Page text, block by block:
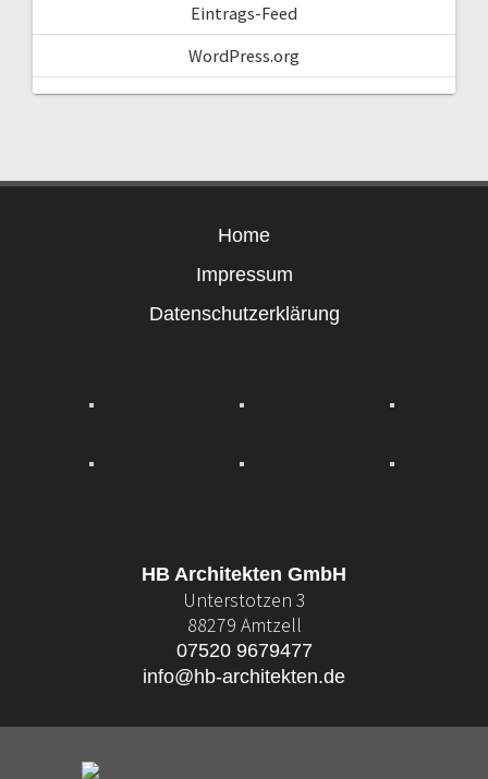
Eintrags-Feed
WordPress.org
Home
Impressum
Datenschutzerklärung
HB Architekten GmbH
Unterstotzen 3
88279 Amtzell
07520 9679477
info@hb-architekten.de